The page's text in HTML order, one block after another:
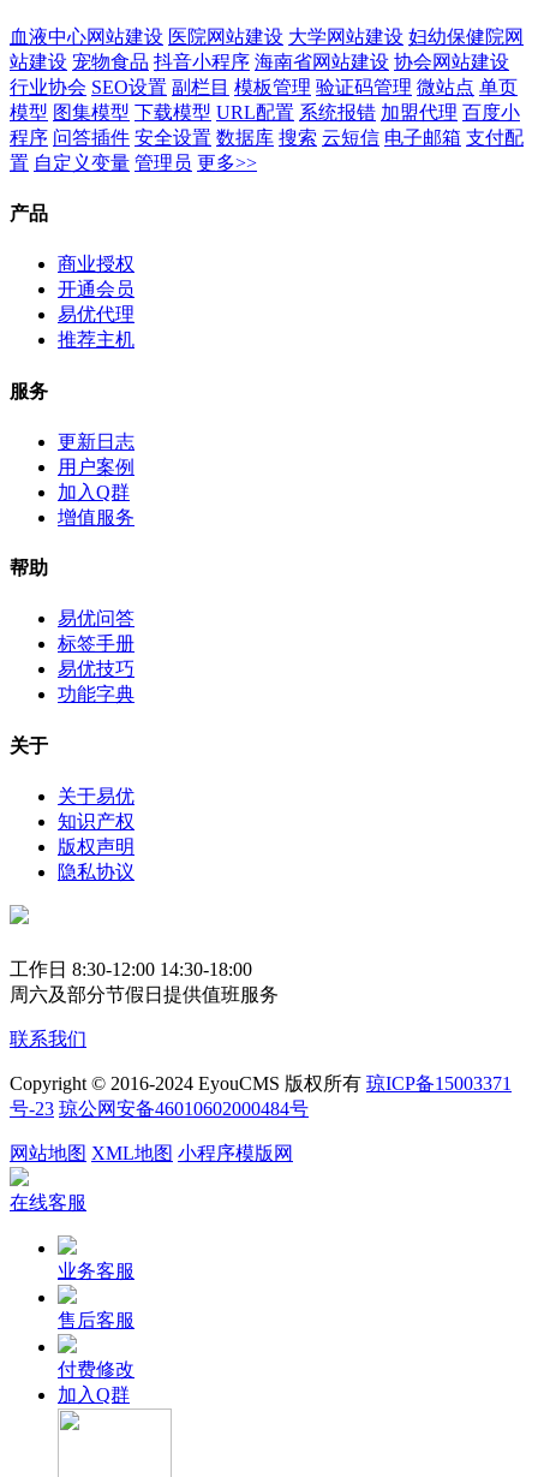
血液中心网站建设 医院网站建设 大学网站建设 妇幼保健院网
站建设 宠物食品 抖音小程序 海南省网站建设 协会网站建设
行业协会 SEO设置 副栏目 模板管理 验证码管理 微站点 单页
模型 图集模型 下载模型 URL配置 系统报错 加盟代理 百度小
程序 问答插件 安全设置 数据库 搜索 云短信 电子邮箱 支付配
置 自定义变量 管理员 更多>>
产品
商业授权
开通会员
易优代理
推荐主机
服务
更新日志
用户案例
加入Q群
增值服务
帮助
易优问答
标签手册
易优技巧
功能字典
关于
关于易优
知识产权
版权声明
隐私协议
工作日 8:30-12:00 14:30-18:00
周六及部分节假日提供值班服务
联系我们
Copyright © 2016-2024 EyouCMS 版权所有 琼ICP备15003371
号-23 琼公网安备46010602000484号
网站地图 XML地图 小程序模版网
在线客服
业务客服
售后客服
付费修改
加入Q群